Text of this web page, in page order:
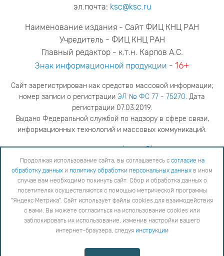
эл.почта: ksc@ksc.ru
Наименование издания - Сайт ФИЦ КНЦ РАН
Учредитель - ФИЦ КНЦ РАН
Главный редактор - к.т.н. Карпов А.С.
Знак информационной продукции - 16+
Сайт зарегистрирован как средство массовой информации;
номер записи о регистрации ЭЛ № ФС 77 - 75270. Дата
регистрации 07.03.2019.
Выдано Федеральной службой по надзору в сфере связи,
информационных технологий и массовых коммуникаций.
адрес редакцииya.stogova@ksc.ru
телефон редакции81555-79-516
Продолжая использование сайта, вы соглашаетесь с согласие на обработку данных
обработки персональных данных
в ином случае вам необходимо покинуть сайт. Сбор и обработка
данных о посетителях осуществляются с помощью метрической программы "Яндекс Метрика".
Сайт использует файлы cookies для взаимодействия с вами. Вы можете согласиться на
использование cookies или заблокировать их использование, изменив настройки вашего интернет-
Продолжая использование сайта, вы соглашаетесь с согласие на
обработку данных и политику обработки персональных данных в ином
случае вам необходимо покинуть сайт. Сбор и обработка данных о
посетителях осуществляются с помощью метрической программы
"Яндекс Метрика". Сайт использует файлы cookies для взаимодействия
с вами. Вы можете согласиться на использование cookies или
заблокировать их использование, изменив настройки вашего
интернет-браузера, следуя инструкции